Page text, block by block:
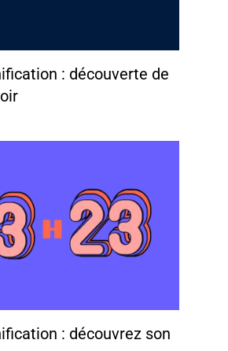
: découverte de
: découvrez son